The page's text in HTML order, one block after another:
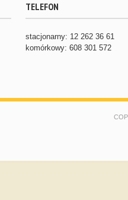
TELEFON
stacjonarny: 12 262 36 61
komórkowy: 608 301 572